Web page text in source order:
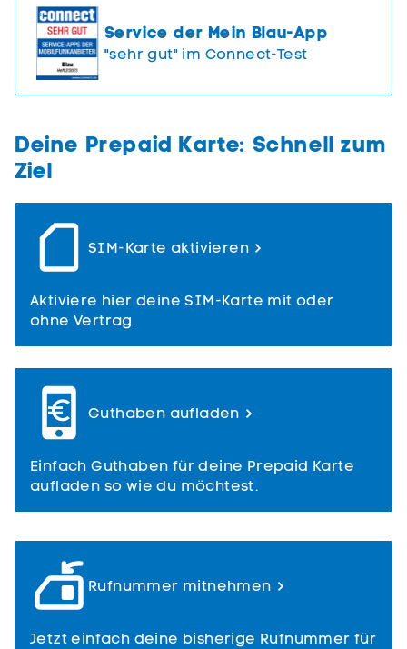
Service der Mein Blau-App
"sehr gut" im Connect-Test
Deine Prepaid Karte: Schnell zum
Ziel
SIM-Karte aktivieren
Aktiviere hier deine SIM-Karte mit oder
ohne Vertrag.
Guthaben aufladen
Einfach Guthaben für deine Prepaid Karte
aufladen so wie du möchtest.
Rufnummer mitnehmen
Jetzt einfach deine bisherige Rufnummer für